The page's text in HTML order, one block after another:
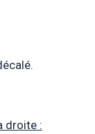
droite :